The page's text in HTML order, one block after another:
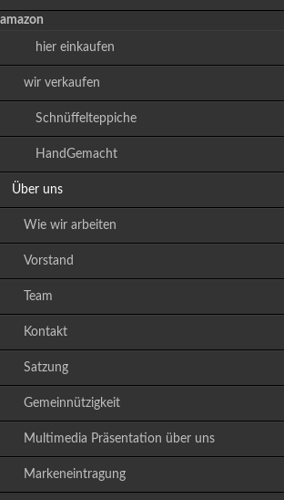
amazon
hier einkaufen
wir verkaufen
Schnüffelteppiche
HandGemacht
Über uns
Wie wir arbeiten
Vorstand
Team
Kontakt
Satzung
Gemeinnützigkeit
Multimedia Präsentation über uns
Markeneintragung